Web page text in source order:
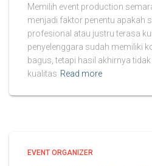
Memilih event production
menjadi faktor penentu apakah
profesional atau justru terasa
penyelenggara sudah memiliki
bagus, tetapi hasil akhirnya
kualitas Read more
EVENT ORGANIZER